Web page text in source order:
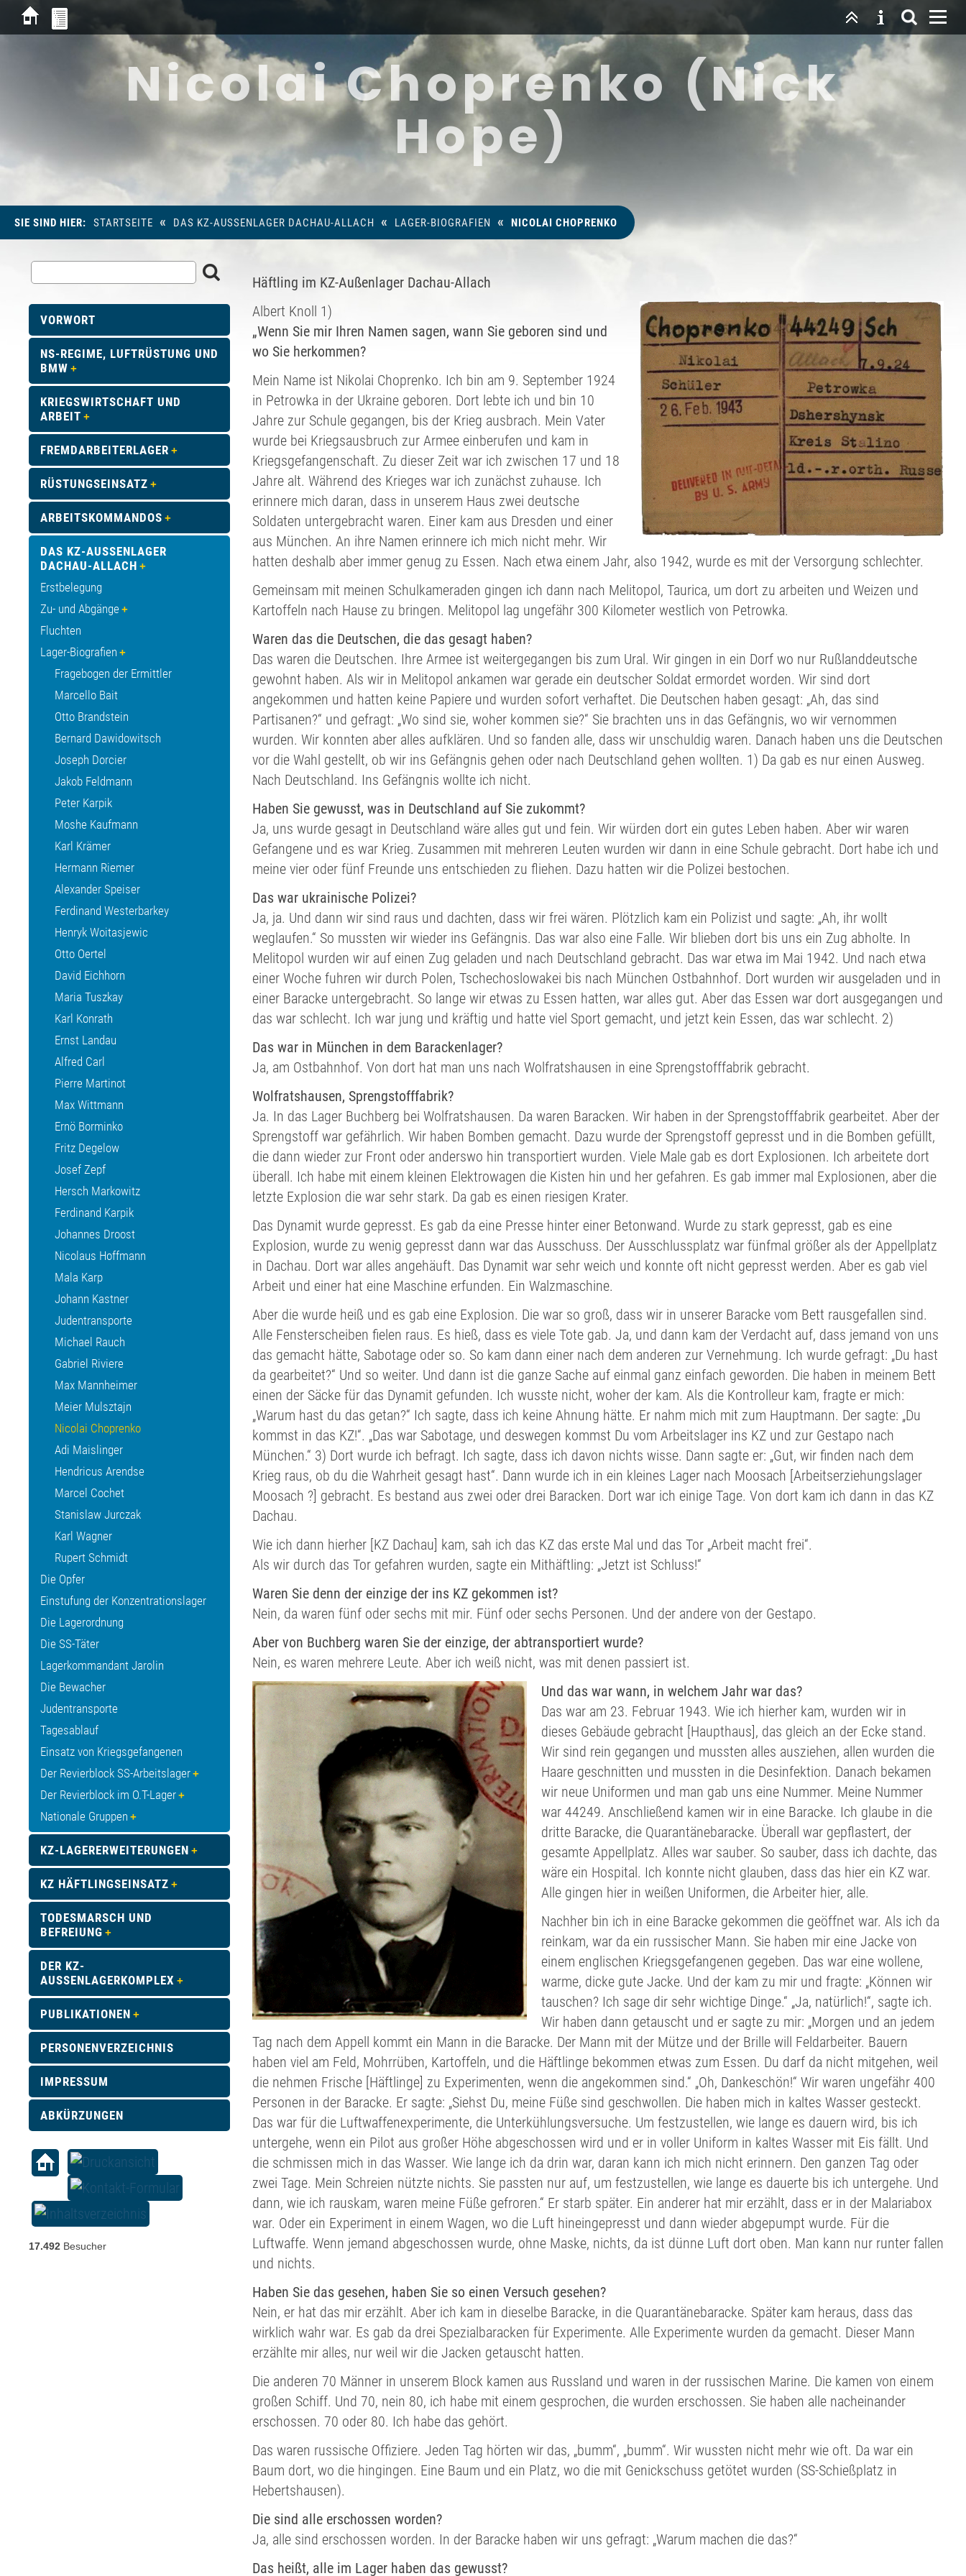
Nicolai Choprenko (Nick
Hope)
SIE SIND HIER: STARTSEITE « DAS KZ-AUSSENLAGER DACHAU-ALLACH « LAGER-BIOGRAFIEN « NICOLAI CHOPRENKO
Häftling im KZ-Außenlager Dachau-Allach
Albert Knoll 1)
„Wenn Sie mir Ihren Namen sagen, wann Sie geboren sind und
wo Sie herkommen?
Mein Name ist Nikolai Choprenko. Ich bin am 9. September 1924
in Petrowka in der Ukraine geboren. Dort lebte ich und bin 10
Jahre zur Schule gegangen, bis der Krieg ausbrach. Mein Vater
wurde bei Kriegsausbruch zur Armee einberufen und kam in
Kriegsgefangenschaft. Zu dieser Zeit war ich zwischen 17 und 18
Jahre alt. Während des Krieges war ich zunächst zuhause. Ich
erinnere mich daran, dass in unserem Haus zwei deutsche
Soldaten untergebracht waren. Einer kam aus Dresden und einer
aus München. An ihre Namen erinnere ich mich nicht mehr. Wir
hatten deshalb aber immer genug zu Essen. Nach etwa einem Jahr, also 1942, wurde es mit der Versorgung schlechter.
Gemeinsam mit meinen Schulkameraden gingen ich dann nach Melitopol, Taurica, um dort zu arbeiten und Weizen und
Kartoffeln nach Hause zu bringen. Melitopol lag ungefähr 300 Kilometer westlich von Petrowka.
Waren das die Deutschen, die das gesagt haben?
Das waren die Deutschen. Ihre Armee ist weitergegangen bis zum Ural. Wir gingen in ein Dorf wo nur Rußlanddeutsche
gewohnt haben. Als wir in Melitopol ankamen war gerade ein deutscher Soldat ermordet worden. Wir sind dort
angekommen und hatten keine Papiere und wurden sofort verhaftet. Die Deutschen haben gesagt: „Ah, das sind
Partisanen?“ und gefragt: „Wo sind sie, woher kommen sie?“ Sie brachten uns in das Gefängnis, wo wir vernommen
wurden. Wir konnten aber alles aufklären. Und so fanden alle, dass wir unschuldig waren. Danach haben uns die Deutschen
vor die Wahl gestellt, ob wir ins Gefängnis gehen oder nach Deutschland gehen wollten. 1) Da gab es nur einen Ausweg.
Nach Deutschland. Ins Gefängnis wollte ich nicht.
Haben Sie gewusst, was in Deutschland auf Sie zukommt?
Ja, uns wurde gesagt in Deutschland wäre alles gut und fein. Wir würden dort ein gutes Leben haben. Aber wir waren
Gefangene und es war Krieg. Zusammen mit mehreren Leuten wurden wir dann in eine Schule gebracht. Dort habe ich und
meine vier oder fünf Freunde uns entschieden zu fliehen. Dazu hatten wir die Polizei bestochen.
Das war ukrainische Polizei?
Ja, ja. Und dann wir sind raus und dachten, dass wir frei wären. Plötzlich kam ein Polizist und sagte: „Ah, ihr wollt
weglaufen.“ So mussten wir wieder ins Gefängnis. Das war also eine Falle. Wir blieben dort bis uns ein Zug abholte. In
Melitopol wurden wir auf einen Zug geladen und nach Deutschland gebracht. Das war etwa im Mai 1942. Und nach etwa
einer Woche fuhren wir durch Polen, Tschechoslowakei bis nach München Ostbahnhof. Dort wurden wir ausgeladen und in
einer Baracke untergebracht. So lange wir etwas zu Essen hatten, war alles gut. Aber das Essen war dort ausgegangen und
das war schlecht. Ich war jung und kräftig und hatte viel Sport gemacht, und jetzt kein Essen, das war schlecht. 2)
Das war in München in dem Barackenlager?
Ja, am Ostbahnhof. Von dort hat man uns nach Wolfratshausen in eine Sprengstofffabrik gebracht.
Wolfratshausen, Sprengstofffabrik?
Ja. In das Lager Buchberg bei Wolfratshausen. Da waren Baracken. Wir haben in der Sprengstofffabrik gearbeitet. Aber der
Sprengstoff war gefährlich. Wir haben Bomben gemacht. Dazu wurde der Sprengstoff gepresst und in die Bomben gefüllt,
die dann wieder zur Front oder anderswo hin transportiert wurden. Viele Male gab es dort Explosionen. Ich arbeitete dort
überall. Ich habe mit einem kleinen Elektrowagen die Kisten hin und her gefahren. Es gab immer mal Explosionen, aber die
letzte Explosion die war sehr stark. Da gab es einen riesigen Krater.
Das Dynamit wurde gepresst. Es gab da eine Presse hinter einer Betonwand. Wurde zu stark gepresst, gab es eine
Explosion, wurde zu wenig gepresst dann war das Ausschuss. Der Ausschlussplatz war fünfmal größer als der Appellplatz
in Dachau. Dort war alles angehäuft. Das Dynamit war sehr weich und konnte oft nicht gepresst werden. Aber es gab viel
Arbeit und einer hat eine Maschine erfunden. Ein Walzmaschine.
Aber die wurde heiß und es gab eine Explosion. Die war so groß, dass wir in unserer Baracke vom Bett rausgefallen sind.
Alle Fensterscheiben fielen raus. Es hieß, dass es viele Tote gab. Ja, und dann kam der Verdacht auf, dass jemand von uns
das gemacht hätte, Sabotage oder so. So kam dann einer nach dem anderen zur Vernehmung. Ich wurde gefragt: „Du hast
da gearbeitet?“ Und so weiter. Und dann ist die ganze Sache auf einmal ganz einfach geworden. Die haben in meinem Bett
einen der Säcke für das Dynamit gefunden. Ich wusste nicht, woher der kam. Als die Kontrolleur kam, fragte er mich:
„Warum hast du das getan?“ Ich sagte, dass ich keine Ahnung hätte. Er nahm mich mit zum Hauptmann. Der sagte: „Du
kommst in das KZ!“. „Das war Sabotage, und deswegen kommst Du vom Arbeitslager ins KZ und zur Gestapo nach
München.“ 3) Dort wurde ich befragt. Ich sagte, dass ich davon nichts wisse. Dann sagte er: „Gut, wir finden nach dem
Krieg raus, ob du die Wahrheit gesagt hast“. Dann wurde ich in ein kleines Lager nach Moosach [Arbeitserziehungslager
Moosach ?] gebracht. Es bestand aus zwei oder drei Baracken. Dort war ich einige Tage. Von dort kam ich dann in das KZ
Dachau.
Wie ich dann hierher [KZ Dachau] kam, sah ich das KZ das erste Mal und das Tor „Arbeit macht frei“.
Als wir durch das Tor gefahren wurden, sagte ein Mithäftling: „Jetzt ist Schluss!“
Waren Sie denn der einzige der ins KZ gekommen ist?
Nein, da waren fünf oder sechs mit mir. Fünf oder sechs Personen. Und der andere von der Gestapo.
Aber von Buchberg waren Sie der einzige, der abtransportiert wurde?
Nein, es waren mehrere Leute. Aber ich weiß nicht, was mit denen passiert ist.
Und das war wann, in welchem Jahr war das?
Das war am 23. Februar 1943. Wie ich hierher kam, wurden wir in
dieses Gebäude gebracht [Haupthaus], das gleich an der Ecke stand.
Wir sind rein gegangen und mussten alles ausziehen, allen wurden die
Haare geschnitten und mussten in die Desinfektion. Danach bekamen
wir neue Uniformen und man gab uns eine Nummer. Meine Nummer
war 44249. Anschließend kamen wir in eine Baracke. Ich glaube in die
dritte Baracke, die Quarantänebaracke. Überall war gepflastert, der
gesamte Appellplatz. Alles war sauber. So sauber, dass ich dachte, das
wäre ein Hospital. Ich konnte nicht glauben, dass das hier ein KZ war.
Alle gingen hier in weißen Uniformen, die Arbeiter hier, alle.
Nachher bin ich in eine Baracke gekommen die geöffnet war. Als ich da
reinkam, war da ein russischer Mann. Sie haben mir eine Jacke von
einem englischen Kriegsgefangenen gegeben. Das war eine wollene,
warme, dicke gute Jacke. Und der kam zu mir und fragte: „Können wir
tauschen? Ich sage dir sehr wichtige Dinge.“ „Ja, natürlich!“, sagte ich.
Wir haben dann getauscht und er sagte zu mir: „Morgen und an jedem
Tag nach dem Appell kommt ein Mann in die Baracke. Der Mann mit der Mütze und der Brille will Feldarbeiter. Bauern
haben viel am Feld, Mohrrüben, Kartoffeln, und die Häftlinge bekommen etwas zum Essen. Du darf da nicht mitgehen, weil
die nehmen Frische [Häftlinge] zu Experimenten, wenn die angekommen sind.“ „Oh, Dankeschön!“ Wir waren ungefähr 400
Personen in der Baracke. Er sagte: „Siehst Du, meine Füße sind geschwollen. Die haben mich in kaltes Wasser gesteckt.
Das war für die Luftwaffenexperimente, die Unterkühlungsversuche. Um festzustellen, wie lange es dauern wird, bis ich
untergehe, wenn ein Pilot aus großer Höhe abgeschossen wird und er in voller Uniform in kaltes Wasser mit Eis fällt. Und
die schmissen mich in das Wasser. Wie lange ich da drin war, daran kann ich mich nicht erinnern. Den ganzen Tag oder
zwei Tage. Mein Schreien nützte nichts. Sie passten nur auf, um festzustellen, wie lange es dauerte bis ich untergehe. Und
dann, wie ich rauskam, waren meine Füße gefroren.“ Er starb später. Ein anderer hat mir erzählt, dass er in der Malariabox
war. Oder ein Experiment in einem Wagen, wo die Luft hineingepresst und dann wieder abgepumpt wurde. Für die
Luftwaffe. Wenn jemand abgeschossen wurde, ohne Maske, nichts, da ist dünne Luft dort oben. Man kann nur runter fallen
und nichts.
Haben Sie das gesehen, haben Sie so einen Versuch gesehen?
Nein, er hat das mir erzählt. Aber ich kam in dieselbe Baracke, in die Quarantänebaracke. Später kam heraus, dass das
wirklich wahr war. Es gab da drei Spezialbaracken für Experimente. Alle Experimente wurden da gemacht. Dieser Mann
erzählte mir alles, nur weil wir die Jacken getauscht hatten.
Die anderen 70 Männer in unserem Block kamen aus Russland und waren in der russischen Marine. Die kamen von einem
großen Schiff. Und 70, nein 80, ich habe mit einem gesprochen, die wurden erschossen. Sie haben alle nacheinander
erschossen. 70 oder 80. Ich habe das gehört.
Das waren russische Offiziere. Jeden Tag hörten wir das, „bumm“, „bumm“. Wir wussten nicht mehr wie oft. Da war ein
Baum dort, wo die hingingen. Eine Baum und ein Platz, wo die mit Genickschuss getötet wurden (SS-Schießplatz in
Hebertshausen).
Die sind alle erschossen worden?
Ja, alle sind erschossen worden. In der Baracke haben wir uns gefragt: „Warum machen die das?“
Das heißt, alle im Lager haben das gewusst?
VORWORT
NS-REGIME, LUFTRÜSTUNG UND
BMW
KRIEGSWIRTSCHAFT UND
ARBEIT
FREMDARBEITERLAGER
RÜSTUNGSEINSATZ
ARBEITSKOMMANDOS
DAS KZ-AUSSENLAGER D
ACHAU-ALLACH
Erstbelegung
Zu- und Abgänge
Fluchten
Lager-Biografien
Fragebogen der Ermittler
Marcello Bait
Otto Brandstein
Bernard Dawidowitsch
Joseph Dorcier
Jakob Feldmann
Peter Karpik
Moshe Kaufmann
Karl Krämer
Hermann Riemer
Alexander Speiser
Ferdinand Westerbarkey
Henryk Woitasjewic
Otto Oertel
David Eichhorn
Maria Tuszkay
Karl Konrath
Ernst Landau
Alfred Carl
Pierre Martinot
Max Wittmann
Ernö Borminko
Fritz Degelow
Josef Zepf
Hersch Markowitz
Ferdinand Karpik
Johannes Droost
Nicolaus Hoffmann
Mala Karp
Johann Kastner
Judentransporte
Michael Rauch
Gabriel Riviere
Max Mannheimer
Meier Mulsztajn
Nicolai Choprenko
Adi Maislinger
Hendricus Arendse
Marcel Cochet
Stanislaw Jurczak
Karl Wagner
Rupert Schmidt
Die Opfer
Einstufung der Konzentrationslager
Die Lagerordnung
Die SS-Täter
Lagerkommandant Jarolin
Die Bewacher
Judentransporte
Tagesablauf
Einsatz von Kriegsgefangenen
Der Revierblock SS-Arbeitslager
Der Revierblock im O.T-Lager
Nationale Gruppen
KZ-LAGERERWEITERUNGEN
KZ HÄFTLINGSEINSATZ
TODESMARSCH UND
BEFREIUNG
DER KZ-
AUSSENLAGERKOMPLEX
PUBLIKATIONEN
PERSONENVERZEICHNIS
IMPRESSUM
ABKÜRZUNGEN
17.492 Besucher